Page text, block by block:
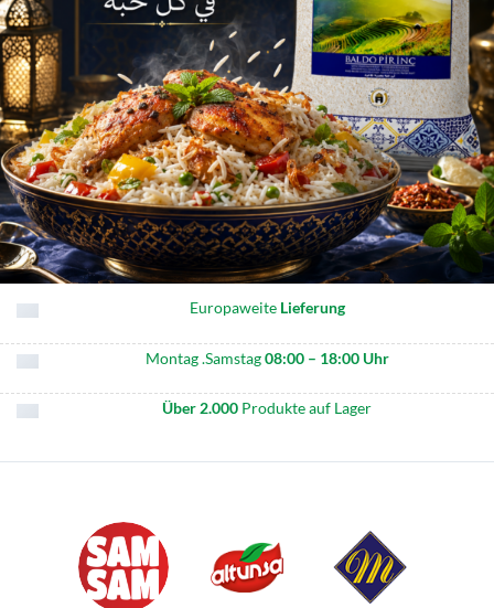
Europaweite Lieferung
Montag .Samstag08:00 – 18:00 Uhr
Über 2.000 Produkte auf Lager